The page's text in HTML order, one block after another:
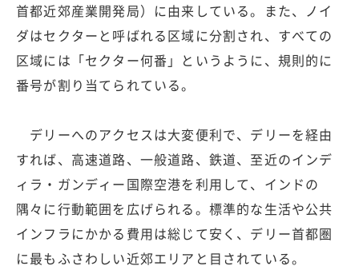
首都近郊産業開発局）に由来している。また、ノイ
ダはセクターと呼ばれる区域に分割され、すべての
区域には「セクター何番」というように、規則的に
番号が割り当てられている。
デリーへのアクセスは大変便利で、デリーを経由
すれば、高速道路、一般道路、鉄道、至近のインデ
ィラ・ガンディー国際空港を利用して、インドの
隅々に行動範囲を広げられる。標準的な生活や公共
インフラにかかる費用は総じて安く、デリー首都圏
に最もふさわしい近郊エリアと目されている。